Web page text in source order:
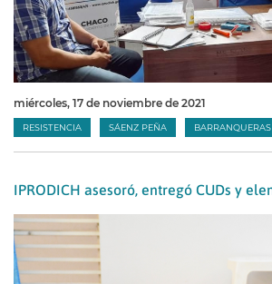
miércoles, 17 de noviembre de 2021
RESISTENCIA SÁENZ PEÑA BARRANQUERAS